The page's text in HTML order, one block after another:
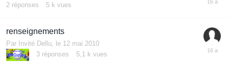
2 réponses 5 k vues
renseignements
Par Invité Dellu, le 12 mai 2010
3 réponses 5,1 k vues